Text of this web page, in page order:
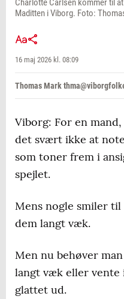
Charlotte Carlsen kommer til
Maditten i Viborg. Foto:
16 maj 2026 kl. 08:09
Thomas Mark
Viborg: For en
det svært ikke at
som toner frem i
spejlet.
Mens nogle smiler
dem langt væk.
Men nu behøver
langt væk eller vente
glattet ud.